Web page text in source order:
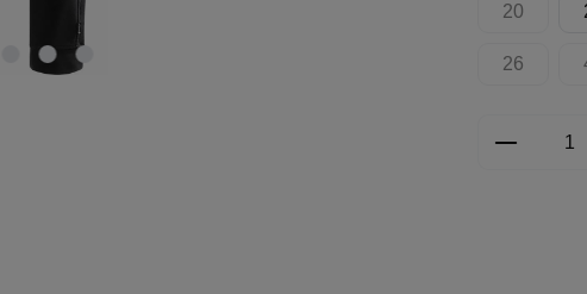
20
(Diese
26
(Diese